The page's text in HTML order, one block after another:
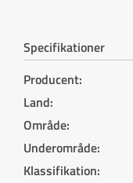
Specifikationer
Producent:
Land:
Område:
Underområde:
Klassifikation: